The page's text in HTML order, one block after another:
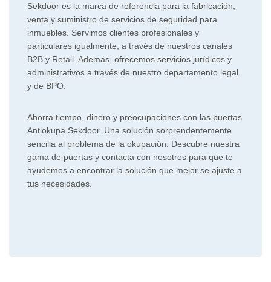
Sekdoor es la marca de referencia para la fabricación,
venta y suministro de servicios de seguridad para
inmuebles. Servimos clientes profesionales y
particulares igualmente, a través de nuestros canales
B2B y Retail. Además, ofrecemos servicios jurídicos y
administrativos a través de nuestro departamento legal
y de BPO.
Ahorra tiempo, dinero y preocupaciones con las puertas
Antiokupa Sekdoor. Una solución sorprendentemente
sencilla al problema de la okupación. Descubre nuestra
gama de puertas y contacta con nosotros para que te
ayudemos a encontrar la solución que mejor se ajuste a
tus necesidades.